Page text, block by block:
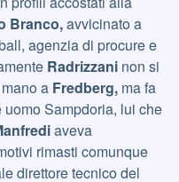
Branco,avvicinato a
agenzia di procure e
Radrizzani non si
a Fredberg, ma fa
Sampdoria, lui che
aveva
rimasti comunque
direttore tecnico del